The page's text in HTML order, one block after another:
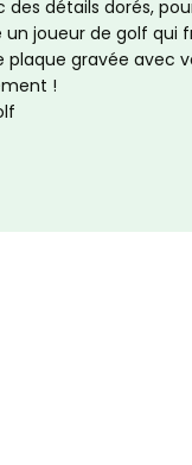
détails dorés,
joueur de golf qui
gravée avec
!